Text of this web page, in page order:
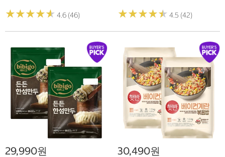
★★★★★
★★★★★ 4.6 (46) ★★★★★
★★★★★ 4.5 (42)
29,990원 30,490원